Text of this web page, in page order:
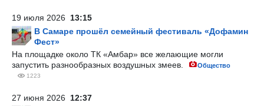
19 июля 2026 13:15
В Самаре прошёл семейный фестиваль «Дофамин
Фест»
На площадке около ТК «Амбар» все желающие могли
запустить разнообразных воздушных змеев.
Общество
1223
27 июня 2026 12:37